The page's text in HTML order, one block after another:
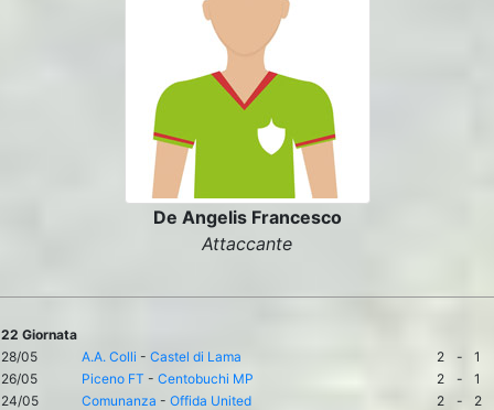
De Angelis Francesco
Attaccante
22 Giornata
28/05
A.A. Colli - Castel di Lama 2 -
1
26/05
Piceno FT - Centobuchi MP 2 -
1
24/05
Comunanza - Offida United 2 -
2